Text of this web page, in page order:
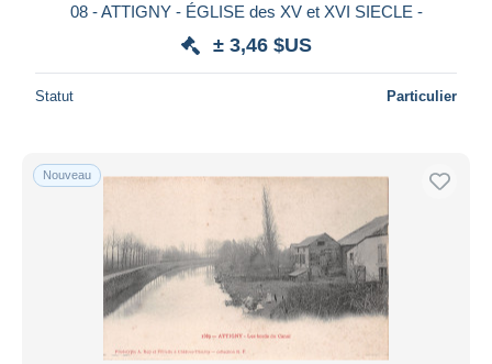
08 - ATTIGNY - ÉGLISE des XV et XVI SIECLE -
± 3,46 $US
Statut Particulier
Nouveau